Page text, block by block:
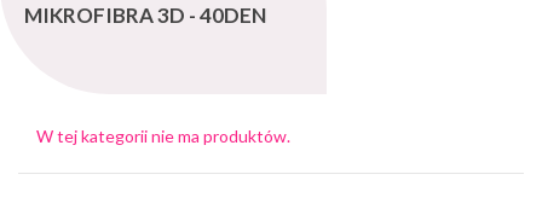
MIKROFIBRA 3D - 40DEN
W tej kategorii nie ma produktów.